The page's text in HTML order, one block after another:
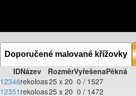
Doporučené malované křížovky
IDNázev RozměrVyřešenaPěkná
12348rekoloas25 x 20 0 / 1527
12351 rekoloas25 x 20 0 / 1472